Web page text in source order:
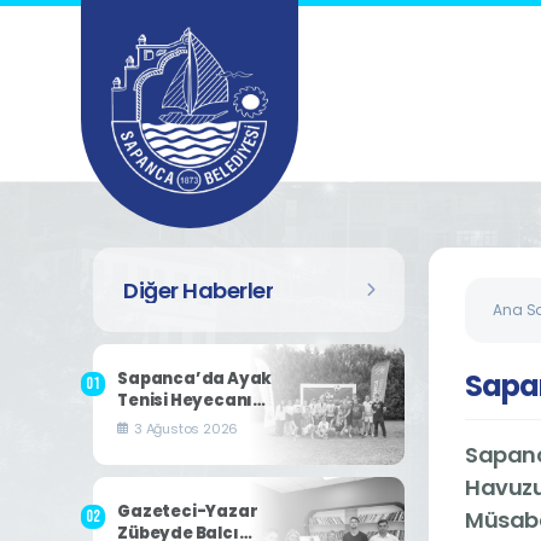
Diğer Haberler
Sapanca’da Ayak
Tenisi Heyecanı
Yaşandı
3 Ağustos 2026
Gazeteci-Yazar
Zübeyde Balcı
Ana